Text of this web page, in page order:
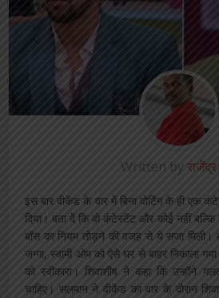
Written by
इस बार वीकेंड के वार में बिना वोटिंग के ही एक
दिया। बता दें कि वो कंटेस्टेंट और कोई नहीं बल्कि
बॉस का नियम तोड़ने की वजह से ये सजा मिली।
जग्गा, स्वामी ओम को ऐसे घर से बाहर निकाला
को स्वीकारा। शिवाशीष ने कहा कि उन्होंने
चाहिए। सलमान ने वीकेंड का वार के दौरान